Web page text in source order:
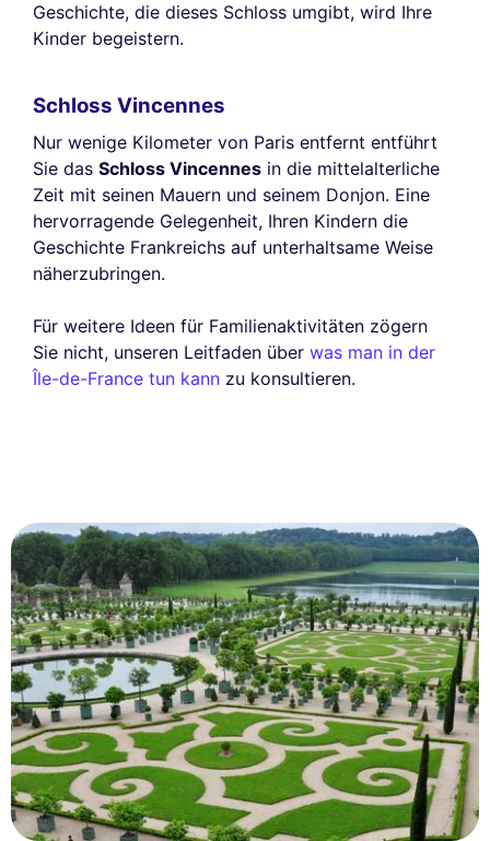
Geschichte, die dieses Schloss umgibt, wird Ihre
Kinder begeistern.
Schloss Vincennes
Nur wenige Kilometer von Paris entfernt entführt
Sie das Schloss Vincennes in die mittelalterliche
Zeit mit seinen Mauern und seinem Donjon. Eine
hervorragende Gelegenheit, Ihren Kindern die
Geschichte Frankreichs auf unterhaltsame Weise
näherzubringen.
Für weitere Ideen für Familienaktivitäten zögern
Sie nicht, unseren Leitfaden über was man in der
Île-de-France tun kann zu konsultieren.